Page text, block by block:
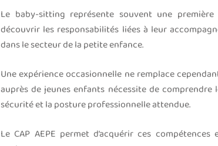
Le baby-sitting représente souvent une
découvrir les responsabilités liées à leur
dans le secteur de la petite enfance.
Une expérience occasionnelle ne remplace
auprès de jeunes enfants nécessite de
sécurité et la posture professionnelle attendue.
Le CAP AEPE permet d’acquérir ces